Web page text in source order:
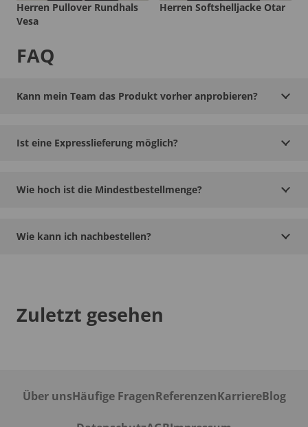
Herren Pullover Rundhals
Vesa
Herren Softshelljacke Otar
FAQ
Kann mein Team das Produkt vorher anprobieren?
Ist eine Expresslieferung möglich?
Wie hoch ist die Mindestbestellmenge?
Wie kann ich nachbestellen?
Zuletzt gesehen
Über unsHäufige FragenReferenzenKarriereBlog